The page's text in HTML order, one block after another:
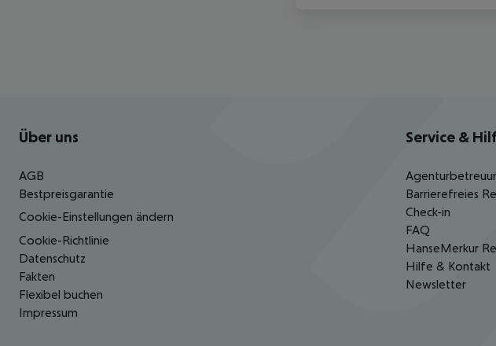
Footer navigation
Über uns
AGB
Bestpreisgarantie
Cookie-Einstellungen ändern
Cookie-Richtlinie
Datenschutz
Fakten
Flexibel buchen
Impressum
Service &
Barrierefreies
Check-in
FAQ
HanseMerkur
Hilfe & Kontakt
Newsletter